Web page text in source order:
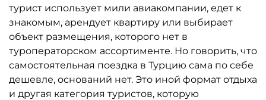
турист использует мили авиакомпании, едет к
знакомым, арендует квартиру или выбирает
объект размещения, которого нет в
туроператорском ассортименте. Но говорить, что
самостоятельная поездка в Турцию сама по себе
дешевле, оснований нет. Это иной формат отдыха
и другая категория туристов, которую